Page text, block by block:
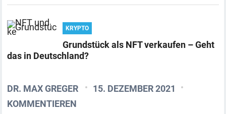
KRYPTO
Grundstück als NFT verkaufen – Geht
das in Deutschland?
DR. MAX GREGER
15. DEZEMBER 2021
KOMMENTIEREN